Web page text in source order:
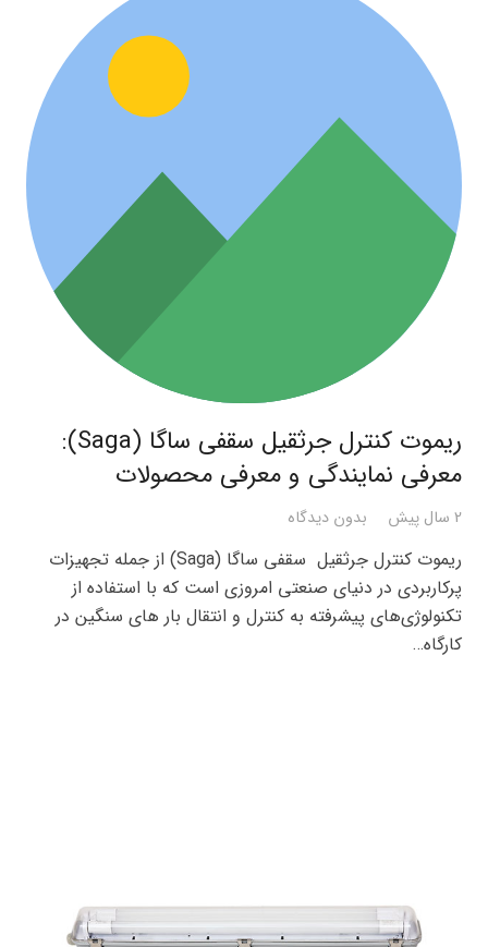
ریموت کنترل جرثقیل سقفی ساگا (Saga):
معرفی نمایندگی و معرفی محصولات
2 سال پیش بدون دیدگاه
ریموت کنترل جرثقیل سقفی ساگا (Saga) از جمله تجهیزات
پرکاربردی در دنیای صنعتی امروزی است که با استفاده از
تکنولوژی‌های پیشرفته به کنترل و انتقال بار های سنگین در
کارگاه…